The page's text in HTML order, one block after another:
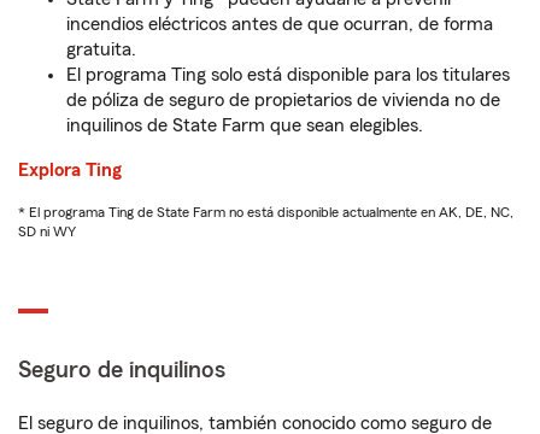
incendios eléctricos antes de que ocurran, de forma
gratuita.
El programa Ting solo está disponible para los titulares
de póliza de seguro de propietarios de vivienda no de
inquilinos de State Farm que sean elegibles.
Explora Ting
* El programa Ting de State Farm no está disponible actualmente en AK, DE, NC,
SD ni WY
Seguro de inquilinos
El seguro de inquilinos, también conocido como seguro de